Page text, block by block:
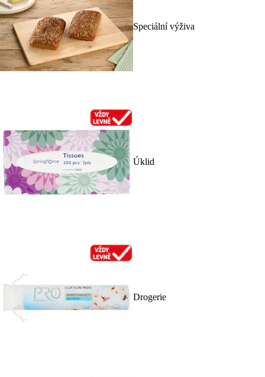
Speciální výživa
Úklid
Drogerie